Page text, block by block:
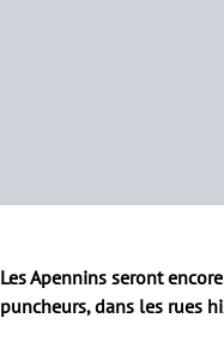
Les Apennins seront
puncheurs, dans les rues